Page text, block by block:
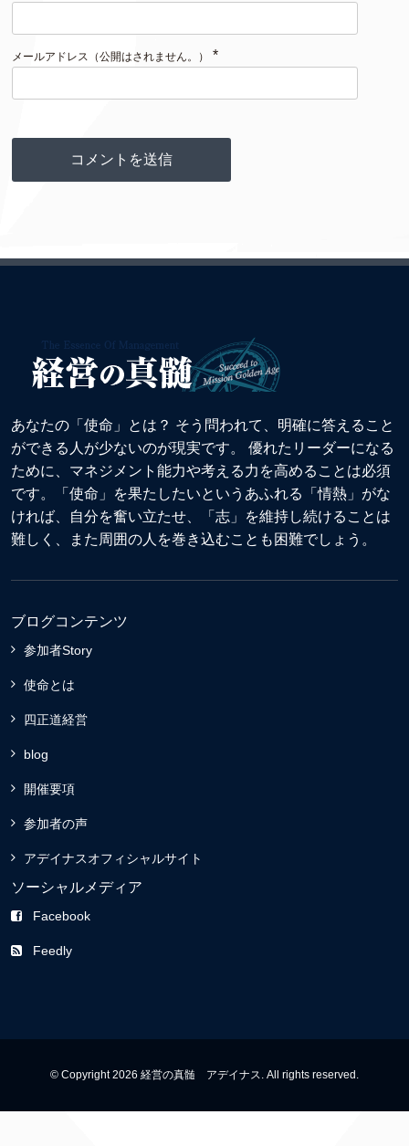
メールアドレス（公開はされません。） *
あなたの「使命」とは？ そう問われて、明確に答えること
ができる人が少ないのが現実です。 優れたリーダーになる
ために、マネジメント能力や考える力を高めることは必須
です。「使命」を果たしたいというあふれる「情熱」がな
ければ、自分を奮い立たせ、「志」を維持し続けることは
難しく、また周囲の人を巻き込むことも困難でしょう。
ブログコンテンツ
参加者Story
使命とは
四正道経営
blog
開催要項
参加者の声
アデイナスオフィシャルサイト
ソーシャルメディア
Facebook
Feedly
© Copyright 2026 経営の真髄 アデイナス. All rights reserved.